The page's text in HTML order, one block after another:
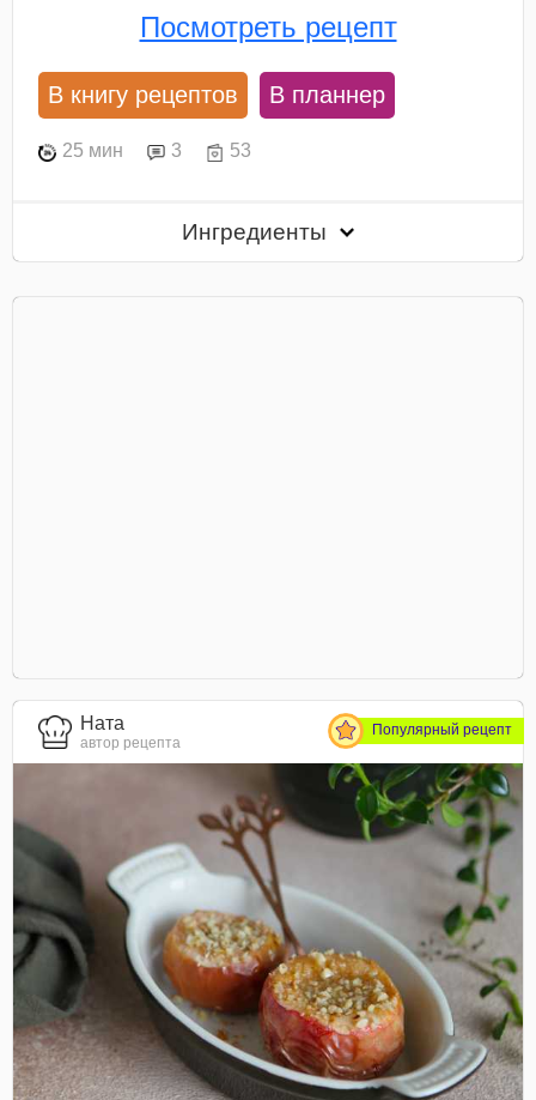
Посмотреть рецепт
В книгу рецептов В планнер
25 мин 3 53
Ингредиенты
Ната
автор рецепта
Популярный рецепт